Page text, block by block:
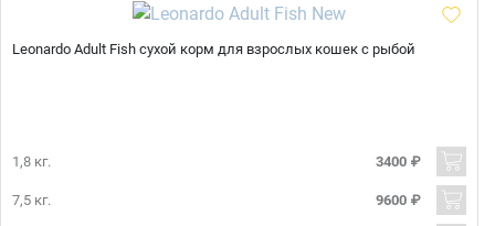
Leonardo Adult Fish сухой корм для взрослых кошек с рыбой
1,8 кг. 3400 ₽
7,5 кг. 9600 ₽